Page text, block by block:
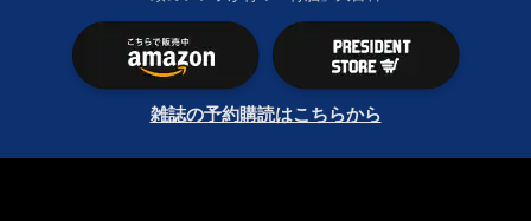
雑誌の予約購読はこちらから